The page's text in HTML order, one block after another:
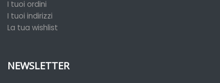
I tuoi ordini
I tuoi indirizzi
La tua wishlist
NEWSLETTER